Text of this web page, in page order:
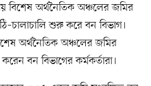
বিশেষ অর্থনৈতিক অঞ্চলের জমির
শুরু করে বন বিভাগ।
অর্থনৈতিক অঞ্চলের জমির
বন বিভাগের কর্মকর্তারা।